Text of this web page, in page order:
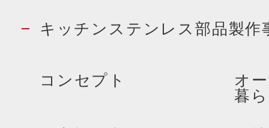
キッチンステンレス部品製作
コンセプト
オ
暮